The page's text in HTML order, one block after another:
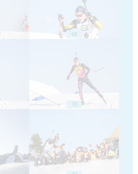
68
70